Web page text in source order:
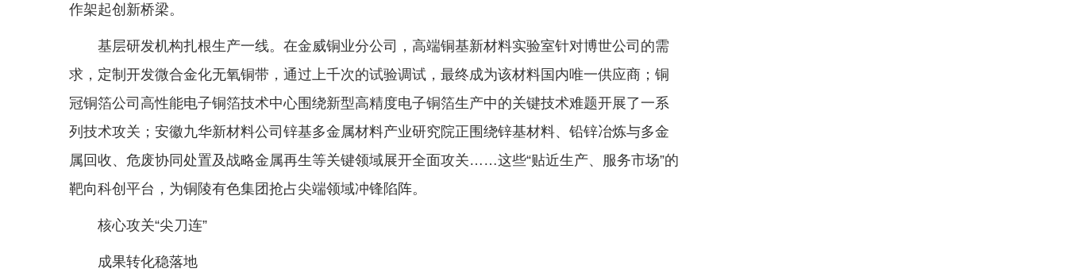
作架起创新桥梁。
基层研发机构扎根生产一线。在金威铜业分公司，高端铜基新材料实验室针对博世公司的需
求，定制开发微合金化无氧铜带，通过上千次的试验调试，最终成为该材料国内唯一供应商；铜
冠铜箔公司高性能电子铜箔技术中心围绕新型高精度电子铜箔生产中的关键技术难题开展了一系
列技术攻关；安徽九华新材料公司锌基多金属材料产业研究院正围绕锌基材料、铅锌冶炼与多金
属回收、危废协同处置及战略金属再生等关键领域展开全面攻关……这些“贴近生产、服务市场”的
靶向科创平台，为铜陵有色集团抢占尖端领域冲锋陷阵。
核心攻关“尖刀连”
成果转化稳落地